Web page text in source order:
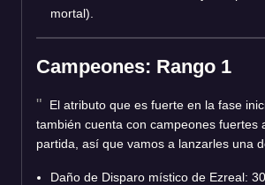
mortal).
Campeones: Rango 1
El atributo que es fuerte en la fase
también cuenta con campeones fuertes
partida, así que vamos a lanzarles una
Daño de Disparo místico de Ezreal: